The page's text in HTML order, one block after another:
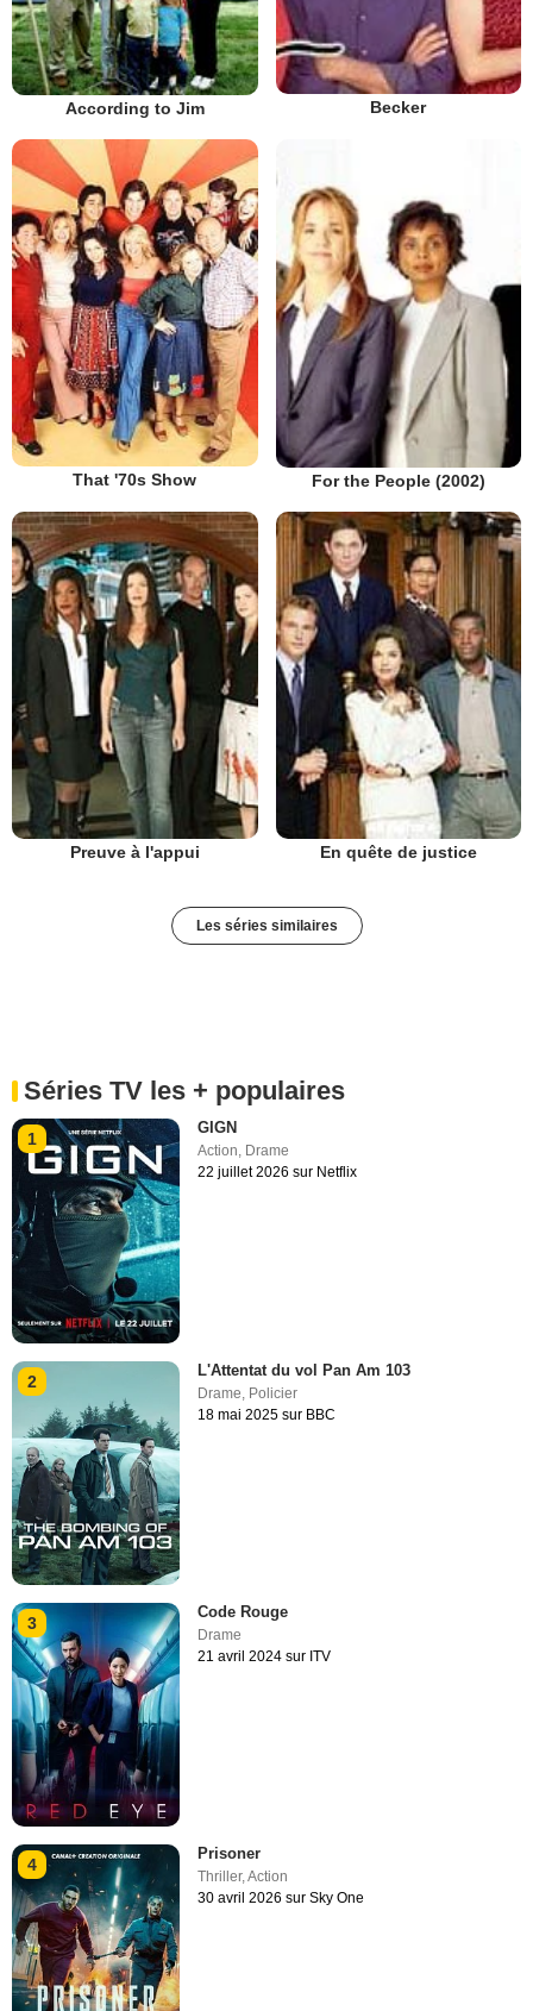
According to Jim Becker
That '70s Show For the People (2002)
Preuve à l'appui En quête de justice
Les séries similaires
Séries TV les + populaires
1
GIGN
Action, Drame
22 juillet 2026 sur Netflix
2
L'Attentat du vol Pan Am 103
Drame Policier
18 mai 2025 sur BBC
3
Code Rouge
Drame
21 avril 2024 sur ITV
4
Prisoner
Thriller,Action
30 avril 2026 sur Sky One